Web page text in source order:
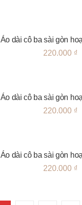
Áo dài cô ba sài gòn
220.000 ₫
Áo dài cô ba sài gòn
220.000 ₫
Áo dài cô ba sài gòn
220.000 ₫